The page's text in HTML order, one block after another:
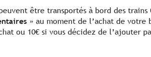
être transportés à bord des trains
» au moment de l’achat de
ou 10€ si vous décidez de l’ajouter